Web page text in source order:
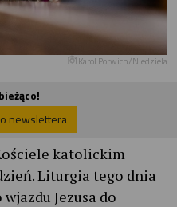
Karol Porwich/Niedziela
newslettera
katolickim
Liturgia tego dnia
Jezusa do